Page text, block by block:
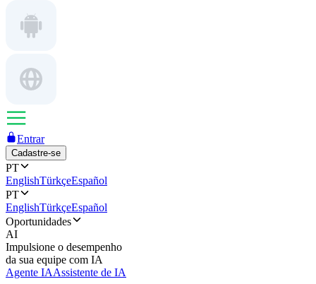
Entrar
Cadastre-se
PT
EnglishTürkçeEspañol
PT
EnglishTürkçeEspañol
Oportunidades
AI
Impulsione o desempenho
da sua equipe com IA
Agente IAAssistente de IA